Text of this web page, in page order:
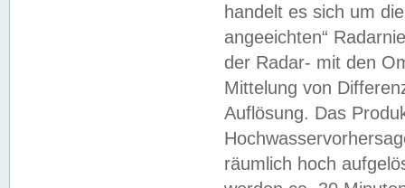
handelt es sich um
angeeichten“
der Radar- mit den
Mittelung von
Auflösung. Das
räumlich hoch